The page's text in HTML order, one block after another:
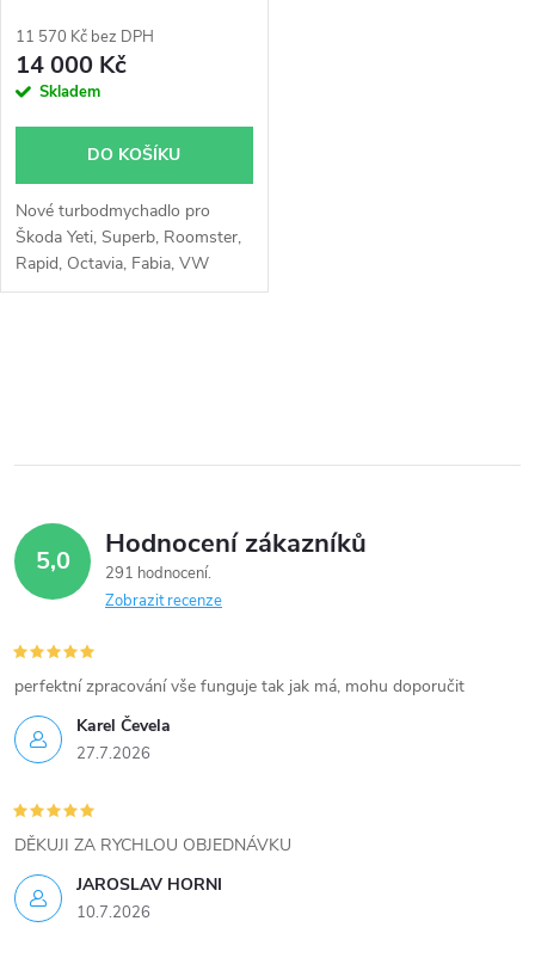
11 570 Kč bez DPH
14 000 Kč
Skladem
DO KOŠÍKU
Nové turbodmychadlo pro
Škoda Yeti, Superb, Roomster,
Rapid, Octavia, Fabia, VW
Touran, Polo, Passat, Jetta,
l
d
a
c
í
p
r
v
k
y
5,0 Hodnocení zákazníků
291 hodnocení
Zobrazit recenze
Karel Čevela
27.7.2026
perfektní zpracování vše funguje tak jak má, mohu doporučit
JAROSLAV HORNI
10.7.2026
DĚKUJI ZA RYCHLOU OBJEDNÁVKU